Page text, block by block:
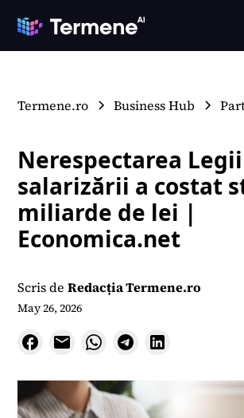
Termene.ro Business Hub
Nerespectarea Legii
salarizării a costat
miliarde de lei |
Economica.net
Scris de Redacția Termene.ro
May 26, 2026